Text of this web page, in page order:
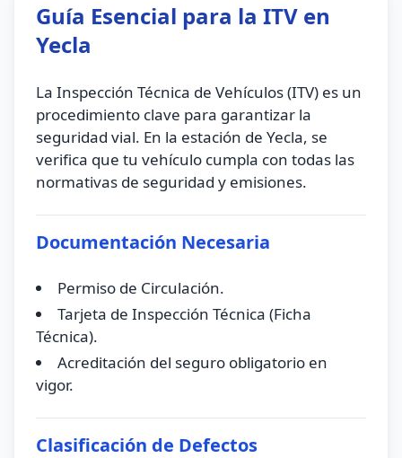
Guía Esencial para la ITV en
Yecla
La Inspección Técnica de Vehículos (ITV) es un
procedimiento clave para garantizar la
seguridad vial. En la estación de Yecla, se
verifica que tu vehículo cumpla con todas las
normativas de seguridad y emisiones.
Documentación Necesaria
Permiso de Circulación.
Tarjeta de Inspección Técnica (Ficha
Técnica).
Acreditación del seguro obligatorio en
vigor.
Clasificación de Defectos